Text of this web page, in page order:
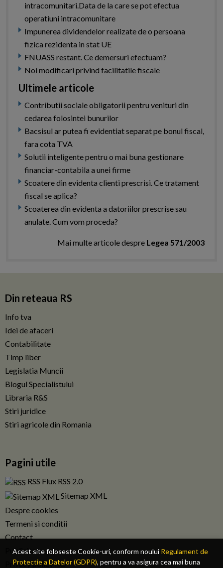
Acest site foloseste Cookie-uri, conform noului Regulament de
Protectie a Datelor (GDPR), pentru a va asigura cea mai buna
intracomunitari.Data de la care se pot efectua
operatiuni intracomunitare
Impunerea dividendelor realizate de o persoana
fizica rezidenta in stat UE
FNUASS restant. Ce demersuri efectuam?
Noi modificari privind facilitatile fiscale
Ultimele articole
Contributii sociale obligatorii pentru venituri din
cedarea folosintei bunurilor
Bacsisul ar putea fi evidentiat separat pe bonul fiscal,
fara cota TVA
Solutii inteligente pentru o mai buna gestionare
financiar-contabila a unei firme
Scoatere din evidenta clienti prescrisi. Ce tratament
fiscal se aplica?
Scoaterea din evidenta a datoriilor prescrise sau
anulate. Cum vom proceda?
Mai multe articole despre Legea 571/2003
Din reteaua RS
Info tva
Idei de afaceri
Contabilitate
Timp liber
Legislatia Muncii
Blogul Specialistului
Libraria R&S
Stiri juridice
Stiri agricole din Romania
Pagini utile
RSS Flux RSS 2.0
Sitemap XML
Despre cookies
Termeni si conditii
Contact
Publicitate
Privacy policy RO